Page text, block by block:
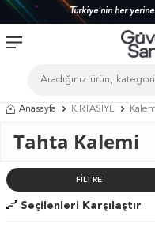
Türkiye'nin her
Anasayfa KIRTASİYE Kalem
Tahta Kalemi
FILTRE
Seçilenleri Karşılaştır